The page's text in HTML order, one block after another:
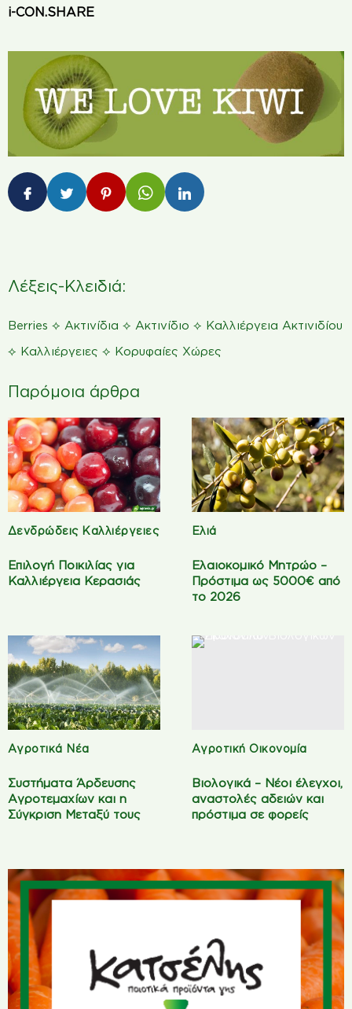
i-CON.SHARE
Λέξεις-Κλειδιά:
Berries ⟡ Ακτινίδια ⟡ Ακτινίδιο ⟡ Καλλιέργεια Ακτινιδίου
⟡ Καλλιέργειες ⟡ Κορυφαίες Χώρες
Παρόμοια άρθρα
Δενδρώδεις Καλλιέργειες
Επιλογή Ποικιλίας για
Καλλιέργεια Κερασιάς
Ελιά
Ελαιοκομικό Μητρώο –
Πρόστιμα ως 5000€ από
το 2026
Αγροτικά Νέα
Συστήματα Άρδευσης
Αγροτεμαχίων και η
Σύγκριση Μεταξύ τους
Αγροτική Οικονομία
Βιολογικά – Νέοι έλεγχοι,
αναστολές αδειών και
πρόστιμα σε φορείς